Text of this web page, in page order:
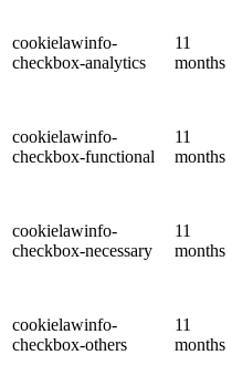
cookielawinfo-
checkbox-analytics
11
months
cookielawinfo-
checkbox-functional
11
months
cookielawinfo-
checkbox-necessary
11
months
cookielawinfo-
checkbox-others
11
months